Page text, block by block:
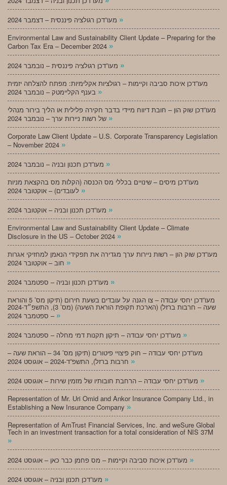
»
Environmental Law and Sustainability Client Update – Preparing for the
Carbon Tax Era – December 2024 »
»
מעו”דכן איכות סביבה וקיימות – רגולציות אקלימיות: מפתח להצלחה יזמית
»
מעו”דכן שוק הון – חובת דיווח מיידי בדבר חקירה פלילית או הליך בירור מנהלי
»
Corporate Law Client Update – U.S. Corporate Transparency Legislation
– November 2024 »
»
מעו”דכן מיסים – שינויים בכללי מס הכנסה (הקלות מס בהקצאת מניות
»
»
Environmental Law and Sustainability Client Update – Climate
Disclosure in the US – October 2024 »
מעו”דכן שוק הון – רשות ניירות ערך מגדירה את תפקידי הנאמן למחזיקי אגרות
»
»
מעו”דכן יחסי עבודה – צו הגנה על עובדים בשעת חירום (תיקון מס’ 5 והוראת
שעה – חרבות ברזל) (הארכת תקופת הוראת השעה) (מס’ 3), התשפ״ד-2024
– ספטמבר 2024 »
»
מעו”דכן יחסי עבודה – חוק פיצויי פיטורים (תיקון מס’ 34 – הוראת שעה –
»
»
Representation of Mr. Uri Omid and Ankor Insurance Company Ltd., in
Establishing a New Insurance Company »
Representation of AmTrust Financial Services, Inc. and weSure Global
Tech in an investment transaction for a total consideration of NIS 37M
»
»
»